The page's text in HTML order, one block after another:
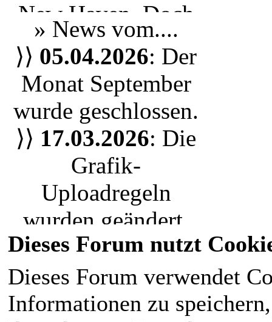
New Haven . Doch
egal ob du einen
Studenten aus Yale
spielen möchtest
oder nur einen
Bewohner der Stadt
jeder ist herzlich
eingeladen unserem
RPG Leben
einzuhauchen. Die
magische Welt liegt
für den
» News vom....
⟩⟩ 05.04.2026: Der
Monat September
wurde geschlossen.
⟩⟩ 17.03.2026: Die
Grafik-
Uploadregeln
wurden geändert.
Wir nutzen nun das
Uploadsystem. Bitte
ladet eure Grafiken
Dieses Forum nutzt
Dieses Forum verwendet
Informationen zu